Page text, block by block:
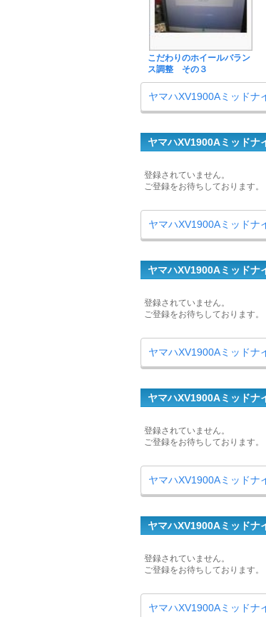
こだわりのホイールバラン
ス調整 その３
ヤマハXV1900Aミッドナ
ヤマハXV1900Aミッドナ
登録されていません。
ご登録をお待ちしております。
ヤマハXV1900Aミッドナ
ヤマハXV1900Aミッドナ
登録されていません。
ご登録をお待ちしております。
ヤマハXV1900Aミッドナ
ヤマハXV1900Aミッドナ
登録されていません。
ご登録をお待ちしております。
ヤマハXV1900Aミッドナ
ヤマハXV1900Aミッドナ
登録されていません。
ご登録をお待ちしております。
ヤマハXV1900Aミッドナ